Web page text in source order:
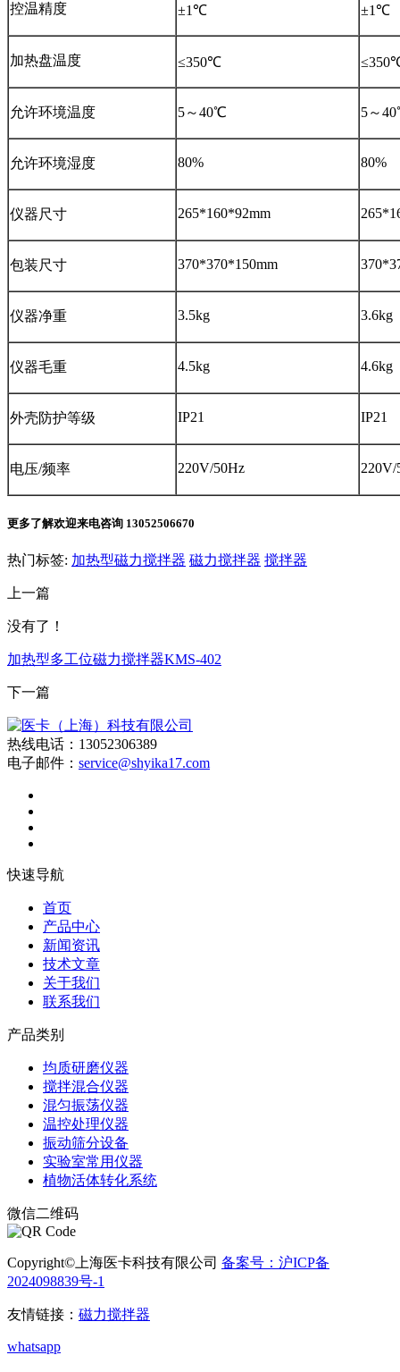
控温精度 ±1℃ ±1℃
加热盘温度 ≤350℃
允许环境温度 5～40℃ 5～
允许环境湿度 80% 80%
仪器尺寸 265*160*92mm
包装尺寸 370*370*150mm
仪器净重 3.5kg 3.6kg
仪器毛重 4.5kg 4.6kg
外壳防护等级 IP21 IP21
电压/频率 220V/50Hz 220V/
更多了解欢迎来电咨询 13052506670
热门标签: 加热型磁力搅拌器 磁力搅拌器 搅拌器
上一篇
没有了！
加热型多工位磁力搅拌器KMS-402
下一篇
热线电话：13052306389
电子邮件： service@shyika17.com
快速导航
首页
产品中心
新闻资讯
技术文章
关于我们
联系我们
产品类别
均质研磨仪器
搅拌混合仪器
混匀振荡仪器
温控处理仪器
振动筛分设备
实验室常用仪器
植物活体转化系统
微信二维码
Copyright©上海医卡科技有限公司 备案号：沪ICP备
2024098839号-1
友情链接： 磁力搅拌器
whatsapp